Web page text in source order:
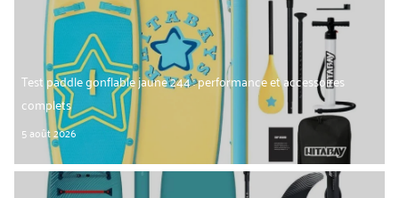
Test paddle gonflable jaune 244 : performance et accessoires
complets
5 août 2026